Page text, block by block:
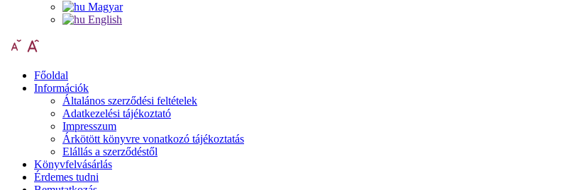
Magyar
English
Főoldal
Információk
Általános szerződési feltételek
Adatkezelési tájékoztató
Impresszum
Árkötött könyvre vonatkozó tájékoztatás
Elállás a szerződéstől
Könyvfelvásárlás
Érdemes tudni